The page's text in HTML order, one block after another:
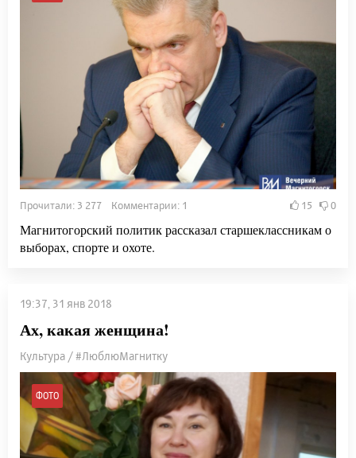
Прочитали: 3 277 Комментарии: 1 15 0
Магнитогорский политик рассказал старшеклассникам о
выборах, спорте и охоте.
19:37, 31 янв 2018
Ах, какая женщина!
Культура / #ЛюблюМагнитку
ФОТО